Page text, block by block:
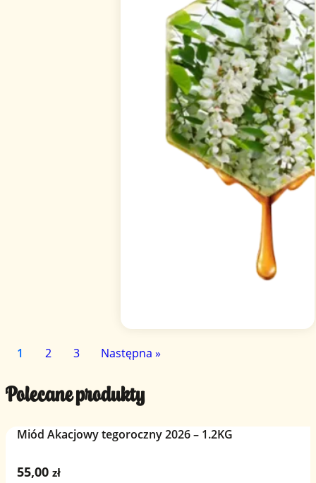
1 2 3 Następna »
Polecane produkty
Miód Akacjowy tegoroczny 2026 – 1.2KG
55,00zł